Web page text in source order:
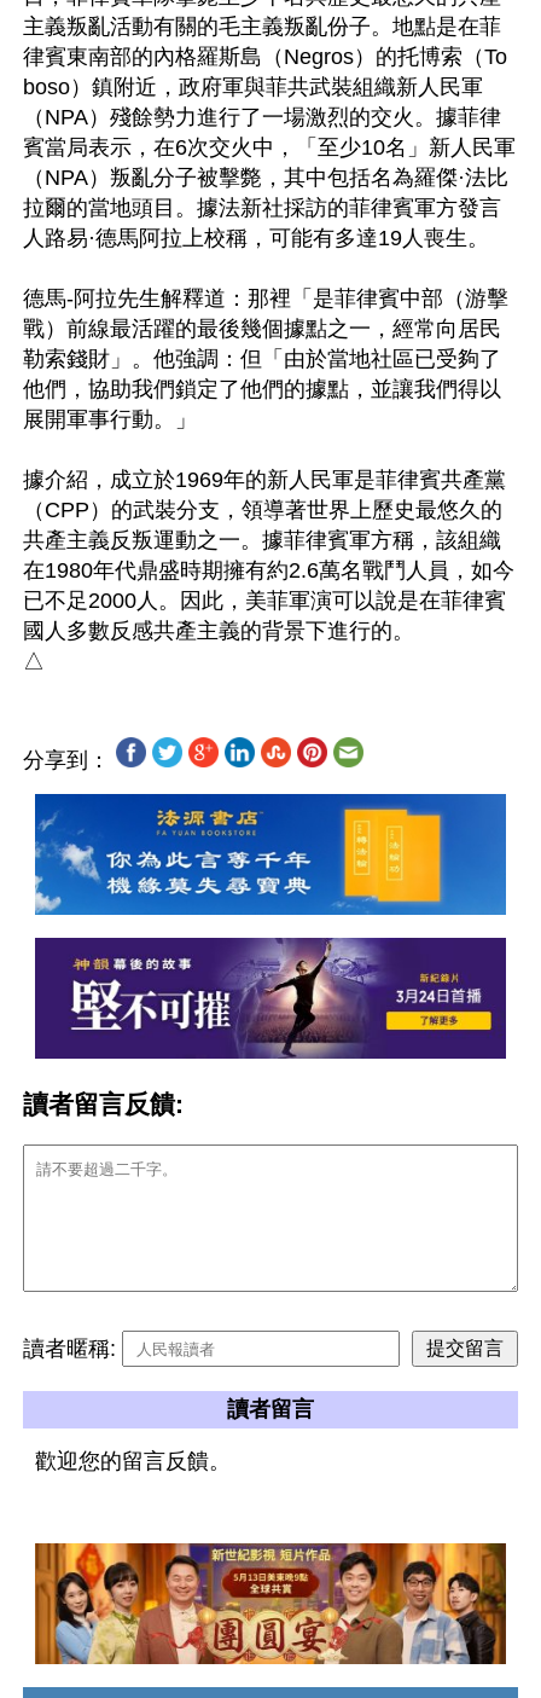
主義叛亂活動有關的毛主義叛亂份子。地點是在菲
律賓東南部的內格羅斯島（Negros）的托博索（To
boso）鎮附近，政府軍與菲共武裝組織新人民軍
（NPA）殘餘勢力進行了一場激烈的交火。據菲律
賓當局表示，在6次交火中，「至少10名」新人民軍
（NPA）叛亂分子被擊斃，其中包括名為羅傑·法比
拉爾的當地頭目。據法新社採訪的菲律賓軍方發言
人路易·德馬阿拉上校稱，可能有多達19人喪生。
德馬-阿拉先生解釋道：那裡「是菲律賓中部（游擊
戰）前線最活躍的最後幾個據點之一，經常向居民
勒索錢財」。他強調：但「由於當地社區已受夠了
他們，協助我們鎖定了他們的據點，並讓我們得以
展開軍事行動。」
據介紹，成立於1969年的新人民軍是菲律賓共產黨
（CPP）的武裝分支，領導著世界上歷史最悠久的
共產主義反叛運動之一。據菲律賓軍方稱，該組織
在1980年代鼎盛時期擁有約2.6萬名戰鬥人員，如今
已不足2000人。因此，美菲軍演可以說是在菲律賓
國人多數反感共產主義的背景下進行的。
分享到：
讀者留言反饋:
讀者暱稱:
讀者留言
歡迎您的留言反饋。